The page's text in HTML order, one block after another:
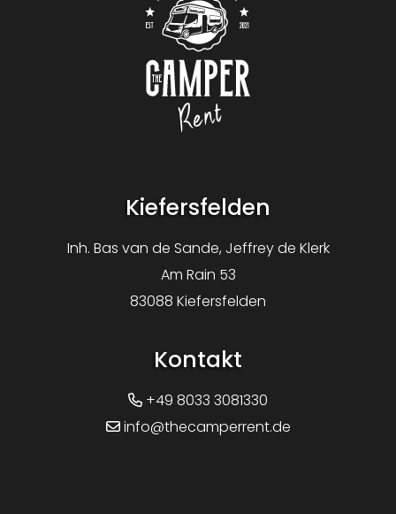
Kiefersfelden
Inh. Bas van de Sande, Jeffrey de Klerk
Am Rain 53
83088 Kiefersfelden
Kontakt
+49 8033 3081330
info@thecamperrent.de